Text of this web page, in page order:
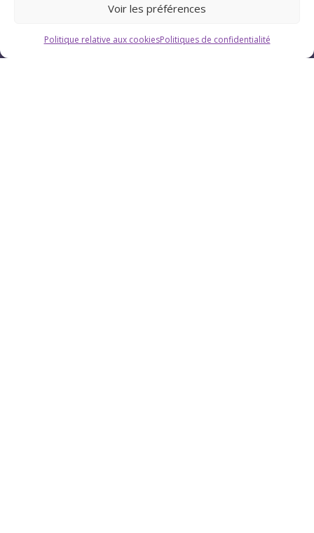
Voir les préférences
Politique relative aux cookiesPolitiques de confidentialité